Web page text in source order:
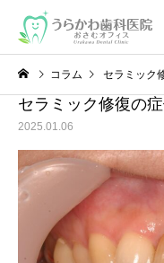
コラム セラミック
セラミック修復の
2025.01.06